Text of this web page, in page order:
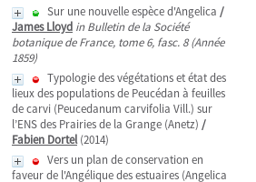
Sur une nouvelle espèce d'Angelica /
James Lloyd in Bulletin de la Société
botanique de France, tome 6, fasc. 8 (Année
1859)
Typologie des végétations et état des
lieux des populations de Peucédan à feuilles
de carvi (Peucedanum carvifolia Vill.) sur
l’ENS des Prairies de la Grange (Anetz) /
Fabien Dortel(2014)
Vers un plan de conservation en
faveur de l'Angélique des estuaires (Angelica